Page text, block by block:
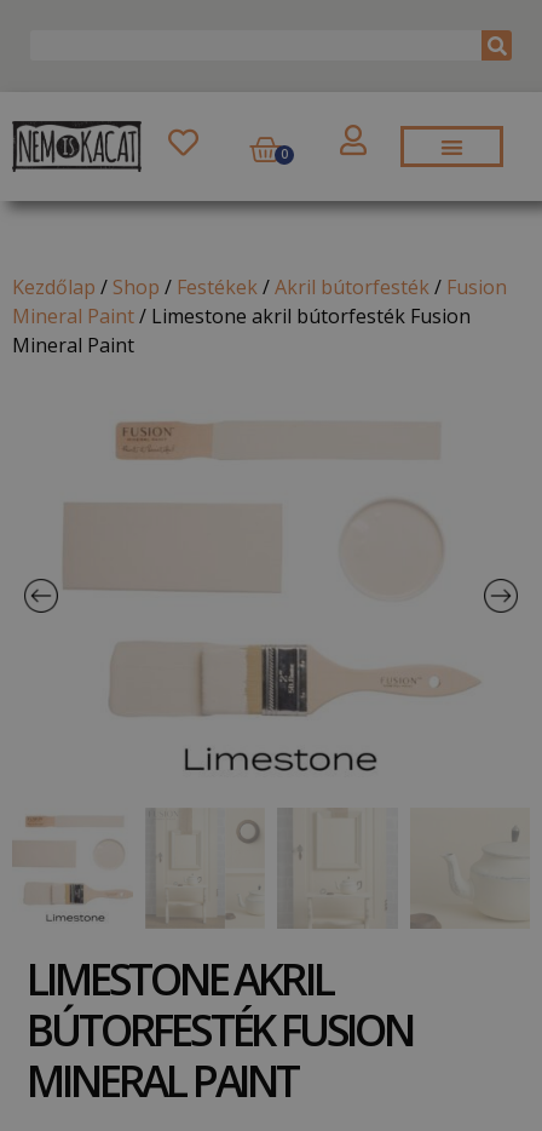
0
Kezdőlap / Shop / Festékek/Akril bútorfesték/ Fusion
Mineral Paint/ Limestone akril bútorfesték Fusion
Mineral Paint
LIMESTONE AKRIL
BÚTORFESTÉK FUSION
MINERAL PAINT